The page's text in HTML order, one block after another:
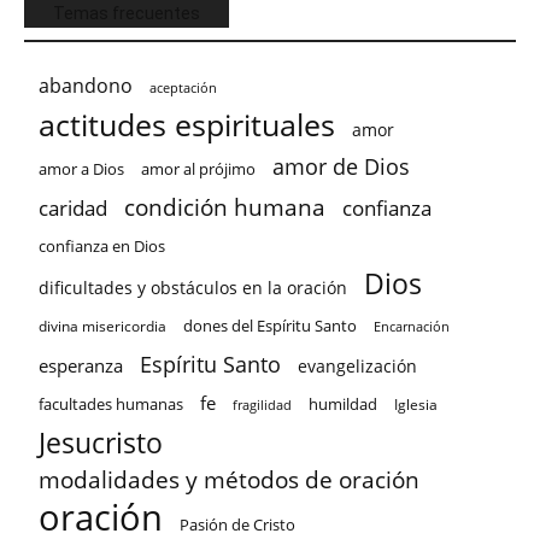
abandono aceptación
actitudes espirituales amor
amor a Dios amor al prójimo amor de Dios
caridad condición humana confianza
confianza en Dios
dificultades y obstáculos en la oración Dios
divina misericordia dones del Espíritu Santo Encarnación
esperanza Espíritu Santo evangelización
facultades humanas fe fragilidad humildad Iglesia
Jesucristo
modalidades y métodos de oración
oración Pasión de Cristo